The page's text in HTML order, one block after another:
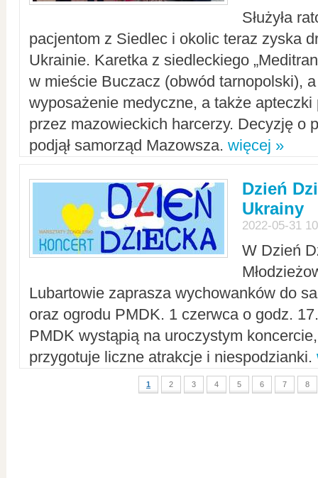
Służyła
pacjentom z Siedlec i okolic teraz zyska
Ukrainie. Karetka z siedleckiego
w mieście Buczacz (obwód tarnopolski),
wyposażenie medyczne, a także apteczki
przez mazowieckich harcerzy. Decyzję o
podjął samorząd Mazowsza. więcej »
Dzień
Ukrainy
2022-05-31
W Dzień
Lubartowie zaprasza wychowanków do
oraz ogrodu PMDK. 1 czerwca o godz.
PMDK wystąpią na uroczystym
przygotuje liczne atrakcje i niespodzianki.
1 2 3 4 5 6 7 8